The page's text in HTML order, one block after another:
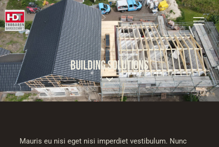
BUILDING SOLUTIONS
Mauris eu nisi eget nisi imperdiet vestibulum. Nunc